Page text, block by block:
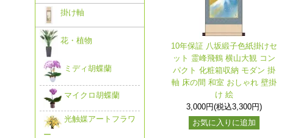
10年保証 八坂緞子色紙掛けセ
ット 霊峰飛鶴 横山大観 コン
パクト 化粧箱収納 モダン 掛
軸 床の間 和室 おしゃれ 壁掛
け 絵
3,000円(税込3,300円)
お気に入りに追加
掛け軸
花・植物
ミディ胡蝶蘭
マイクロ胡蝶蘭
光触媒アートフラワ
ー